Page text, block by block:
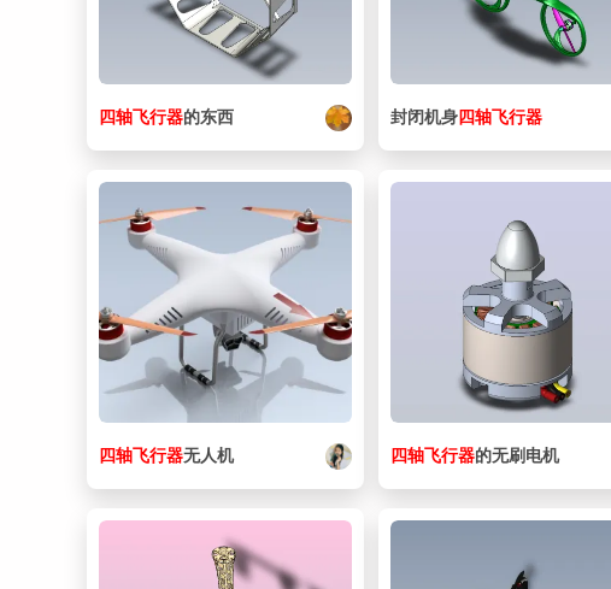
四轴飞行器的东西 封闭机身 四轴飞行器
四轴飞行器无人机 四轴飞行器的无刷电机